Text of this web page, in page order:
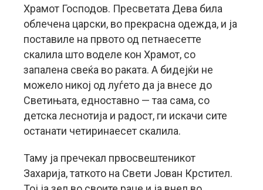
Храмот Господов. Пресветата Дева била
облечена царски, во прекрасна одежда, и ја
поставиле на првото од петнаесетте
скалила што воделе кон Храмот, со
запалена свеќа во раката. А бидејќи не
можело никој од луѓето да ја внесе до
Светињата, едноставно — таа сама, со
детска леснотија и радост, ги искачи сите
останати четиринаесет скалила.
Таму ја пречекал првосвештеникот
Захарија, таткото на Свети Јован Крстител.